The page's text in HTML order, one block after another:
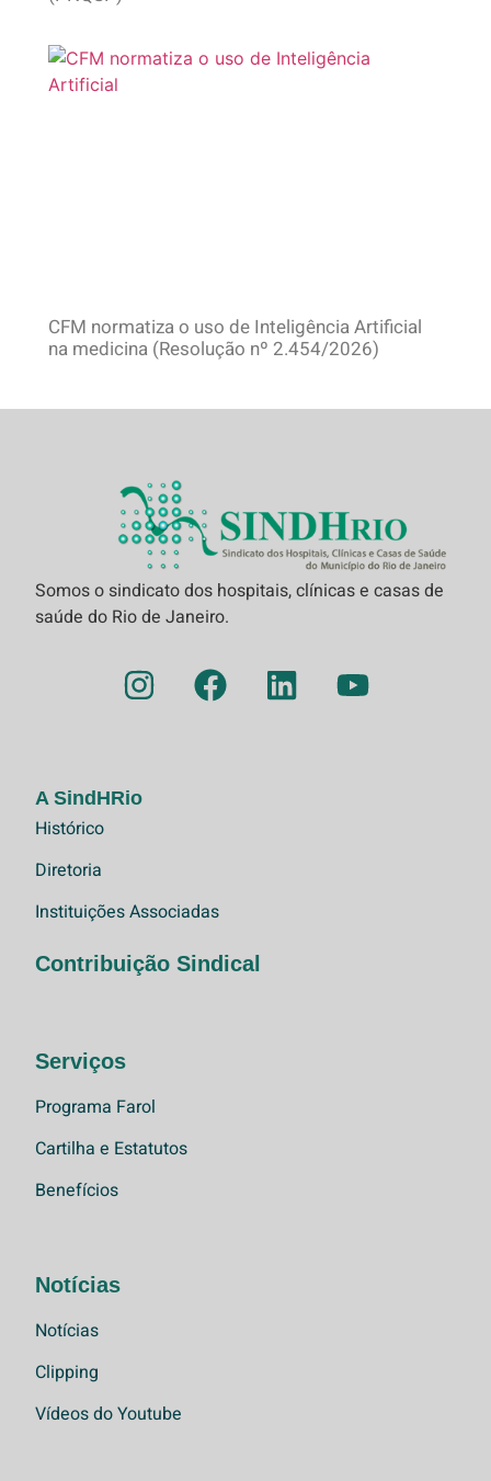
CFM normatiza o uso de Inteligência Artificial
na medicina (Resolução nº 2.454/2026)
Somos o sindicato dos hospitais, clínicas e casas de
saúde do Rio de Janeiro.
A SindHRio
Histórico
Diretoria
Instituições Associadas
Contribuição Sindical
Serviços
Programa Farol
Cartilha e Estatutos
Benefícios
Notícias
Notícias
Clipping
Vídeos do Youtube